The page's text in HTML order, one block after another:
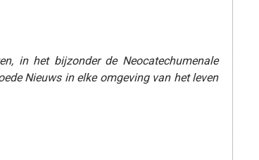
in het bijzonder de Neocatechumenale
Nieuws in elke omgeving van het leven